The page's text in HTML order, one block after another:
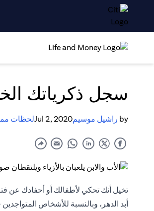
سجل ذكرياتك
by راشيل موسيمJul 2, 2020لحظات
أبد الدهر، وبالنسبة للأشخاص